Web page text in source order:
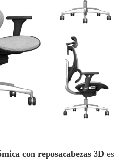
con reposacabezas 3D es